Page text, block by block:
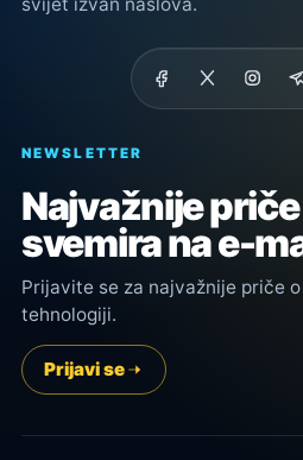
NEWSLETTER
Najvažnije
svemira na e-
Prijavite se za najvažnije priče
tehnologiji.
Prijavi se